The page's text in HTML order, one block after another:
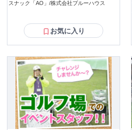
スナック「AO」/株式会社ブルーハウス
お気に入り